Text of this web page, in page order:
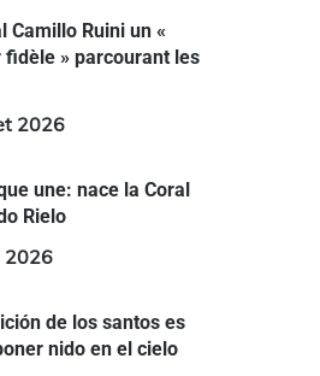
Camillo Ruini un «
fidèle » parcourant les
2026
une: nace la Coral
Rielo
2026
de los santos es
nido en el cielo